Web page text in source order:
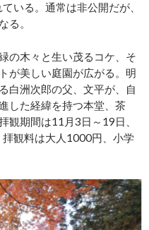
いる。通常は非公開だが、
る。
の木々と生い茂るコケ、そ
が美しい庭園が広がる。明
白洲次郎の父、文平が、自
した経緯を持つ本堂、茶
観期間は11月3日～19日、
観料は大人1000円、小学